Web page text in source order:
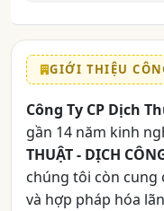
GIỚI THIỆU
Công Ty CP Dịch
gần 14 năm kinh
THUẬT - DỊCH
chúng tôi còn cung
và hợp pháp hóa